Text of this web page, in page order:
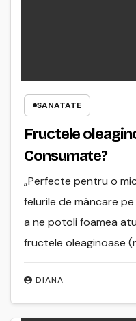
SANATATE
Fructele
Consumate?
DIANA
„Perfecte pentru o
felurile de mâncare
a ne potoli foamea
fructele oleaginoase